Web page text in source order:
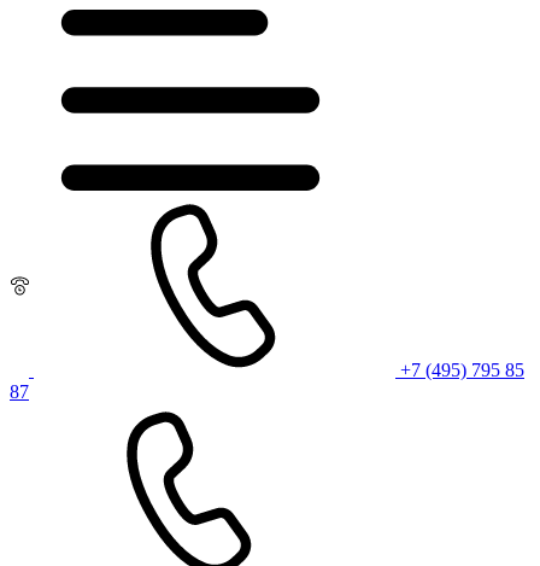
+7 (495) 795 85
87